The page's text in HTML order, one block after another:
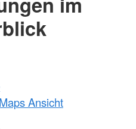
Ansicht